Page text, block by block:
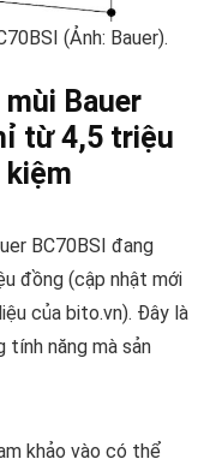
(Ảnh: Bauer).
Bauer
từ 4,5 triệu
kiệm
BC70BSI đang
đồng (cập nhật mới
của bito.vn). Đây là
tính năng mà sản
khảo vào có thể